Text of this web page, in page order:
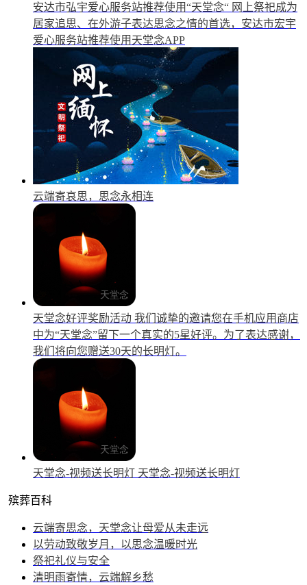
安达市弘宇爱心服务站推荐使用“天堂念“ 网上祭祀成为
居家追思、在外游子表达思念之情的首选，安达市宏宇
爱心服务站推荐使用天堂念APP
云端寄哀思，思念永相连
天堂念好评奖励活动 我们诚挚的邀请您在手机应用商店
中为“天堂念”留下一个真实的5星好评。为了表达感谢，
我们将向您赠送30天的长明灯。
天堂念-视频送长明灯 天堂念-视频送长明灯
殡葬百科
云端寄思念，天堂念让母爱从未走远
以劳动致敬岁月，以思念温暖时光
祭祀礼仪与安全
清明雨寄情，云端解乡愁